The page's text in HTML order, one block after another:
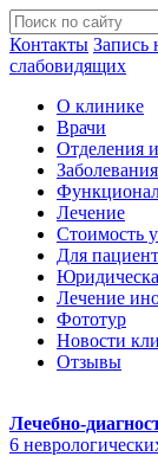
Контакты Запись
слабовидящих
О клинике
Врачи
Отделения
Лечение
Стоимость
Для
Лечение
Фототур
Новости
Отзывы
Лечебно-
6